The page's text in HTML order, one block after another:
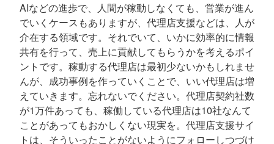
AIなどの進歩で、人間が稼動しなくても、営業が進ん
でいくケースもありますが、代理店支援などは、人が
介在する領域です。それでいて、いかに効率的に情報
共有を行って、売上に貢献してもらうかを考えるポイ
ントです。稼動する代理店は最初少ないかもしれませ
んが、成功事例を作っていくことで、いい代理店は増
えていきます。忘れないでください。代理店契約社数
が1万件あっても、稼働している代理店は10社なんて
ことがあってもおかしくない現実を。代理店支援サイ
トは、そういったことがないようにフォローしつづけ